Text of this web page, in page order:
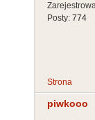
Posty: 774
Strona
piwkooo